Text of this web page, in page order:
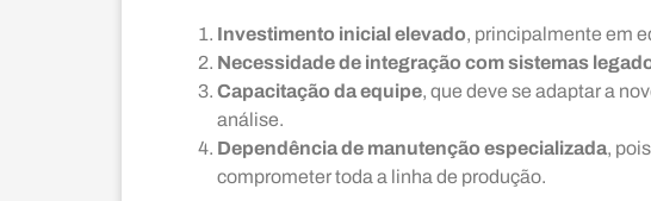
Investimento inicial elevado, principalmente em
Necessidade de integração com sistemas
Capacitação da equipe, que deve se adaptar a
análise.
Dependência de manutenção especializada,
comprometer toda a linha de produção.